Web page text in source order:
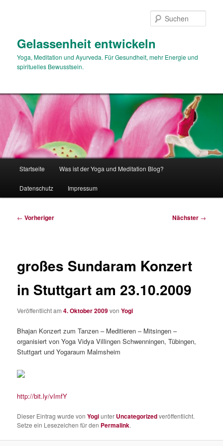
Gelassenheit entwickeln
Yoga, Meditation und Ayurveda. Für Gesundheit, mehr Energie und
spirituelles Bewusstsein.
Startseite Was ist der Yoga und Meditation Blog?
Datenschutz Impressum
Beitragsnavigation
← Vorheriger Nächster →
großes Sundaram Konzert
in Stuttgart am 23.10.2009
Veröffentlicht am4. Oktober 2009vonYogi
Bhajan Konzert zum Tanzen – Meditieren – Mitsingen –
organisiert von Yoga Vidya Villingen Schwenningen, Tübingen,
Stuttgart und Yogaraum Malmsheim
http://bit.ly/vImfY
Dieser Eintrag wurde vonYogiunter Uncategorizedveröffentlicht.
Setze ein Lesezeichen für den Permalink.